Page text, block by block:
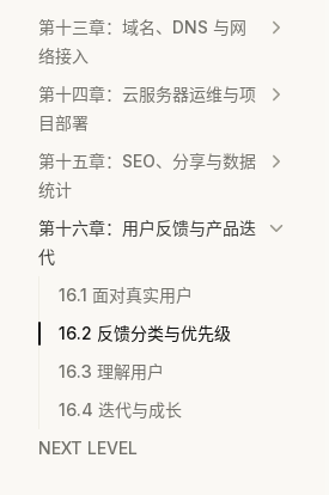
第十三章：域名、DNS 与网
络接入
第十四章：云服务器运维与项
目部署
第十五章：SEO、分享与数据
统计
第十六章：用户反馈与产品迭
代
16.1 面对真实用户
16.2 反馈分类与优先级
16.3 理解用户
16.4 迭代与成长
NEXT LEVEL